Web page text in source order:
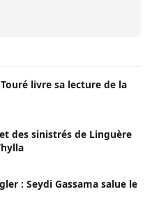
livre sa lecture de la
des sinistrés de Linguère
: Seydi Gassama salue le